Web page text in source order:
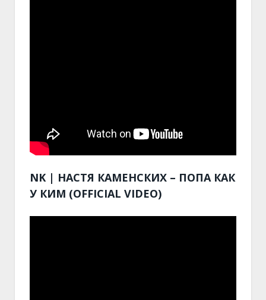
NK | НАСТЯ КАМЕНСКИХ – ПOПА КАК
У КИМ (OFFICIAL VIDEO)